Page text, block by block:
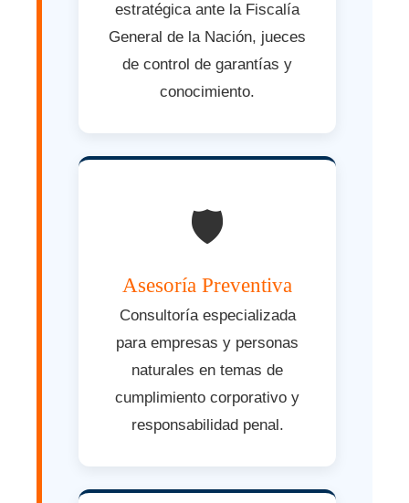
estratégica ante la Fiscalía
General de la Nación, jueces
de control de garantías y
conocimiento.
🛡️
Asesoría Preventiva
Consultoría especializada
para empresas y personas
naturales en temas de
cumplimiento corporativo y
responsabilidad penal.